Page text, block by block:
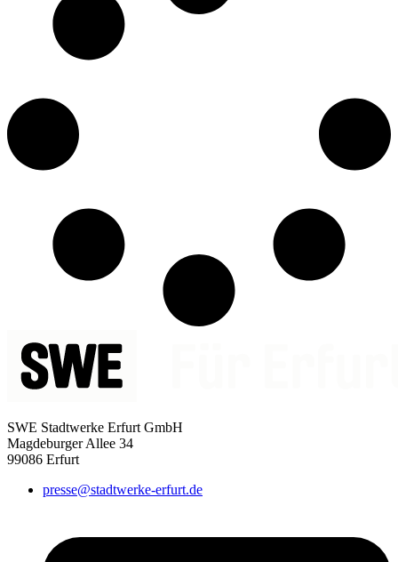
SWE Stadtwerke Erfurt GmbH
Magdeburger Allee 34
99086 Erfurt
presse@stadtwerke-erfurt.de